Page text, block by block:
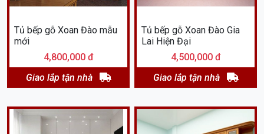
Tủ bếp gỗ Xoan Đào mẫu
mới
4,800,000 đ
Giao lắp tận nhà
Tủ bếp gỗ Xoan Đào Gia
Lai Hiện Đại
4,500,000 đ
Giao lắp tận nhà